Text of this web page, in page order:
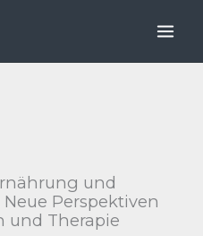
und
Perspektiven
und Therapie